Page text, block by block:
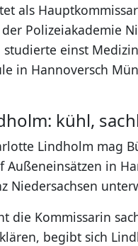
als
Polizeiakademie
einst
in Hannoversch
kühl,
Lindholm mag
Außeneinsätzen in
Niedersachsen
die Kommissarin
begibt sich